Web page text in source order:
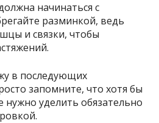
начинаться с
разминкой, ведь
и связки, чтобы
в последующих
запомните, что хотя бы
нужно уделить обязательно